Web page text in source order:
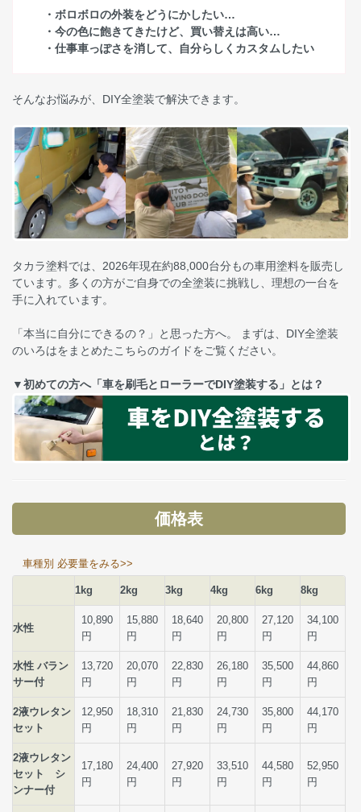
・ボロボロの外装をどうにかしたい…
・今の色に飽きてきたけど、買い替えは高い…
・仕事車っぽさを消して、自分らしくカスタムしたい
そんなお悩みが、DIY全塗装で解決できます。
タカラ塗料では、2026年現在約88,000台分もの車用塗料を販売し
ています。多くの方がご自身での全塗装に挑戦し、理想の一台を
手に入れています。
「本当に自分にできるの？」と思った方へ。 まずは、DIY全塗装
のいろはをまとめたこちらのガイドをご覧ください。
▼初めての方へ「車を刷毛とローラーでDIY塗装する」とは？
価格表
車種別 必要量をみる>>